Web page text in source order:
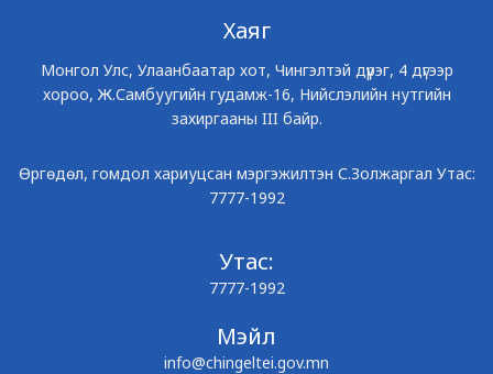
Хаяг
Монгол Улс, Улаанбаатар хот, Чингэлтэй дүүрэг, 4 дүгээр
хороо, Ж.Самбуугийн гудамж-16, Нийслэлийн нутгийн
захиргааны III байр.
Өргөдөл, гомдол хариуцсан мэргэжилтэн С.Золжаргал Утас:
7777-1992
Утас:
7777-1992
Мэйл
info@chingeltei.gov.mn